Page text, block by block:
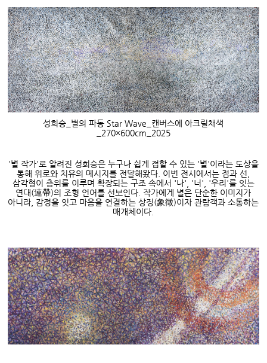
성희승 별의 파동 Star Wave_ 캔버스에 아크릴채색
_270×600cm_2025
'별 작가'로 알려진 성희승은 누구나 쉽게 접할 수 있는 '별'이라는 도상을
통해 위로와 치유의 메시지를 전달해왔다 이번 전시에서는 점과 선
삼각형이 층위를 이루며 확장되는 구조 속에서 '나', '너', '우리 '를 잇는
연대(連帶)의 조형 언어를 선보인다 작가에게 별은 단순한 이미지가
아니라 감정을 잇고 마음을 연결하는 상징(象徵)이자 관람객과 소통하는
매개체이다